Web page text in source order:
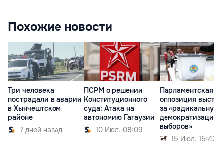
Похожие новости
Три человека
пострадали в аварии
в Хынчештском
районе
7 дней назад
ПСРМ о решении
Конституционного
суда: Атака на
автономию Гагаузии
10 Июл. 08:09
Парламентская
оппозиция
за «радикальную
демократизацию
выборов»
15 Июл. 15:42